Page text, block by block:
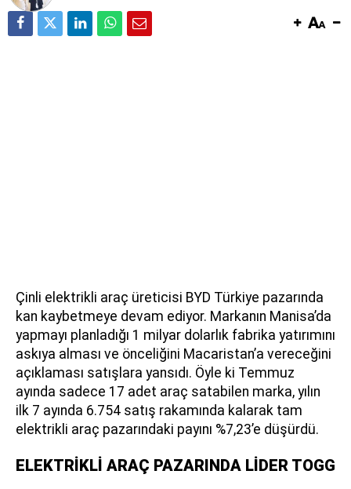
Çinli elektrikli araç üreticisi BYD Türkiye pazarında
kan kaybetmeye devam ediyor. Markanın Manisa’da
yapmayı planladığı 1 milyar dolarlık fabrika yatırımını
askıya alması ve önceliğini Macaristan’a vereceğini
açıklaması satışlara yansıdı. Öyle ki Temmuz
ayında sadece 17 adet araç satabilen marka, yılın
ilk 7 ayında 6.754 satış rakamında kalarak tam
elektrikli araç pazarındaki payını %7,23’e düşürdü.
ELEKTRİKLİ ARAÇ PAZARINDA LİDER TOGG